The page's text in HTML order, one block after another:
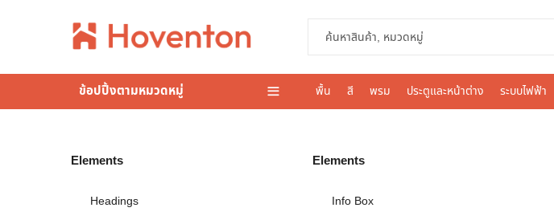
ข้อปปิ้งตามหมวดหมู่ พื้น สี พรม ประตูและหน้าต่าง ระบบไฟฟ้า
Elements
Headings
Elements
Info Box